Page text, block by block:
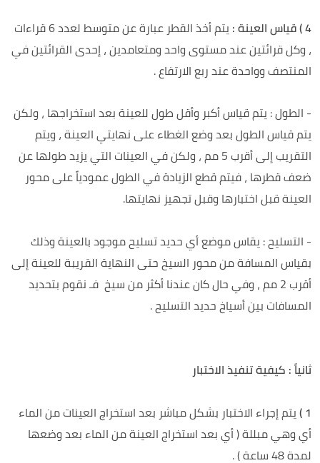
4 ) قياس العينة :
يتم أخذ القطر عبارة عن متوسط لعدد 6 قراءات
، وكل قرائتين عند مستوى واحد ومتعامدين ، إحدى القرائتين في
المنتصف وواحدة عند ربع الارتفاع .
- الطول : يتم قياس أكبر وأقل طول للعينة بعد استخراجها ، ولكن
يتم قياس الطول بعد وضع الغطاء على نهايتي العينة ، ويتم
التقريب إلى أقرب 5 مم ، ولكن في العينات التي يزيد طولها عن
ضعف قطرها ، فيتم قطع الزيادة في الطول عمودياً على محور
العينة قبل اختبارها وقبل تجهيز نهايتها.
- التسليح : يقاس موضع أي حديد تسليح موجود بالعينة وذلك
بقياس المسافة من محور السيخ حتى النهاية القريبة للعينة إلى
أقرب 2 مم ، وفي حال كان عندنا أكثر من سيخ فـ نقوم بتحديد
المسافات بين أسياخ حديد التسليح .
ثانياً : كيفية تنفيذ الاختبار
1 ) يتم إجراء الاختبار بشكل مباشر بعد استخراج العينات من الماء
أي وهي مبللة ( أي بعد استخراج العينة من الماء بعد وضعها
لمدة 48 ساعة ) .